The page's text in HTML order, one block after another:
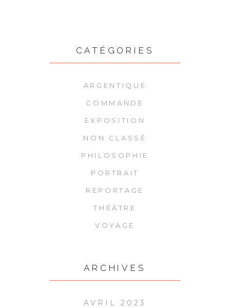
CATÉGORIES
ARGENTIQUE
COMMANDE
EXPOSITION
NON CLASSÉ
PHILOSOPHIE
PORTRAIT
REPORTAGE
THÉÂTRE
VOYAGE
ARCHIVES
AVRIL 2023